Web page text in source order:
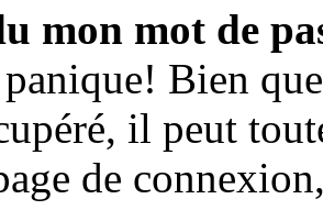
mon mot de
panique! Bien
il peut
de